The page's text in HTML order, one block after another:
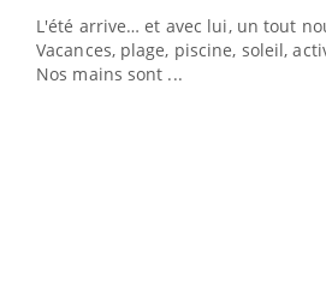
L'été arrive… et avec lui, un tout
Vacances, plage, piscine, soleil,
Nos mains sont ...